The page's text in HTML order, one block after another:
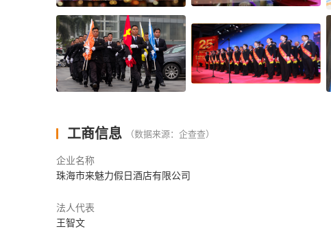
人，公司成立30年来，积极配合政府成功开展多项工作，受到
与慈善捐款和社会捐助5000多万元（慈善捐款、台风和地震灾
益活动）。细节铸就品质，创新成就未来，从“来魅力女人世界”
“来魅力口岸城”。成于细节，胜于品质， 一颗初心，一如既往
科学管理 多元布局---30多年来，龙珠达集团坚守“品质+品牌+
理、商业物业、文化创意、房地产开发、资本运作等五大板块运
管理模式，打造商业品牌新标杆。
层、来魅力·口岸城），总面积8万多平方米。高档服饰、化妆
耀世登场，全国首个双口岸双城轨“交通枢纽型商业综合体”，
铁、城轨为一体的商业综合体， 总建筑面积约3万平方米，投
工商信息 （数据来源：企查查）
企业名称
珠海市来魅力假日酒店有限公司
法人代表
王智文